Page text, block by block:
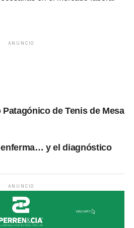
ANUNCIO
de Tenis de Mesa
y el diagnóstico
ANUNCIO